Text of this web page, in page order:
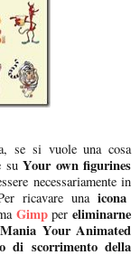
se si vuole una cosa
suYour own figurines
necessariamente in
ricavare unaicona
Gimppereliminarne
Your Animated
di scorrimento della